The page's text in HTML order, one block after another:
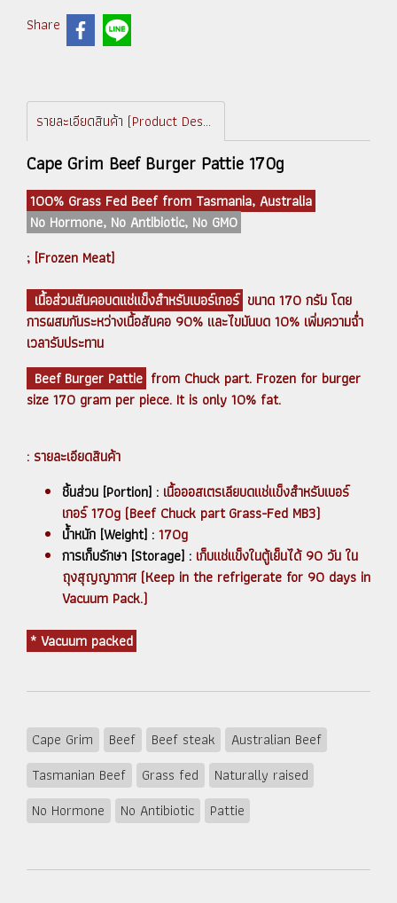
Share
รายละเอียดสินค้า (Product Description)
Cape Grim Beef Burger Pattie 170g
100% Grass Fed Beef from Tasmania, Australia
No Hormone, No Antibiotic, No GMO
; [Frozen Meat]
เนื้อส่วนสันคอบดแช่แข็งสำหรับเบอร์เกอร์ ขนาด 170 กรัม โดย
การผสมกันระหว่างเนื้อสันคอ 90% และไขมันบด 10% เพิ่มความฉ่ำ
เวลารับประทาน
Beef Burger Pattie from Chuck part. Frozen for burger
size 170 gram per piece. It is only 10% fat.
: รายละเอียดสินค้า
ชิ้นส่วน [Portion] : เนื้อออสเตรเลียบดแช่แข็งสำหรับเบอร์
เกอร์ 170g (Beef Chuck part Grass-Fed MB3)
น้ำหนัก [Weight] : 170g
การเก็บรักษา [Storage] : เก็บแช่แข็งในตู้เย็นได้ 90 วัน ใน
ถุงสุญญากาศ (Keep in the refrigerate for 90 days in
Vacuum Pack.)
* Vacuum packed
Cape Grim Beef Beef steak
Australian Beef
Tasmanian Beef
Grass fed
Naturally raised
No Hormone
No Antibiotic Pattie